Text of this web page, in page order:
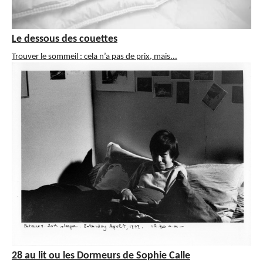
Le dessous des couettes
Trouver le sommeil : cela n’a pas de prix, mais...
28 au lit ou les Dormeurs de Sophie Calle